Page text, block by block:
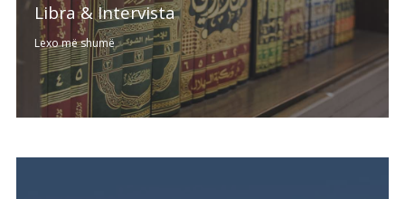
Libra & Intervista
Lexo më shumë